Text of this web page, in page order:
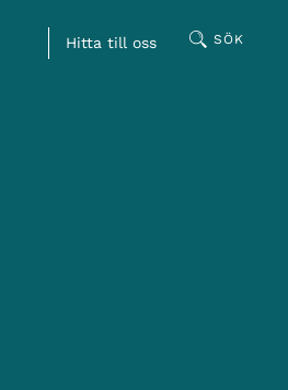
Hitta till oss SÖK